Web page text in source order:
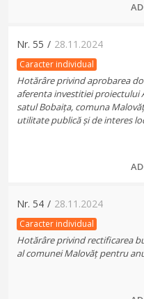
Nr. 55 / 28.11.2024
Caracter individual
Hotărâre privind aprobarea
aferenta investitiei proiectului
satul Bobaița, comuna
utilitate publică și de interes
Nr. 54 / 28.11.2024
Caracter individual
Hotărâre privind rectificarea
al comunei Malovăț pentru